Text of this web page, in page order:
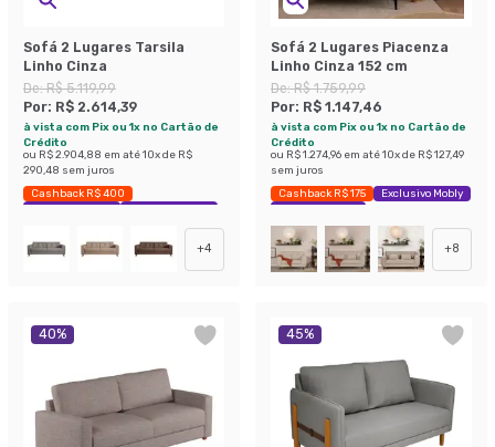
Sofá 2 Lugares Tarsila
Linho Cinza
De:R$ 5.119,99
Por: R$ 2.614,39
à vista com Pix ou 1x no Cartão de
Crédito
ou R$ 2.904,88 em até10x de R$
290,48 sem juros
Cashback R$ 400
Exclusivo Mobly
Economize 48%
+4
Sofá 2 Lugares Piacenza
Linho Cinza 152 cm
De:R$ 1.759,99
Por: R$ 1.147,46
à vista com Pix ou 1x no Cartão de
Crédito
ou R$ 1.274,96 em até10x de R$ 127,49
sem juros
Cashback R$ 175
Exclusivo Mobly
Economize 34%
+8
40% 45%